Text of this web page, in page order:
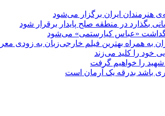
هنرمندان ایران برگزار می‌شود
بگذارد در منطقه صلح پایدار برقرار شود
«عباس کیارستمی» می‌شود
به همراه بهترین فیلم خارجی‌زبان به زودی
خود را کلید می‌زند
را خواهیم گرفت
باشد بدرقه یک آرمان است